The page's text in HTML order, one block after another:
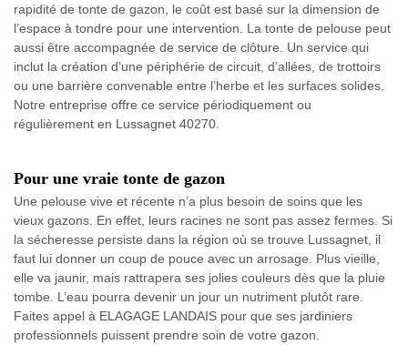
rapidité de tonte de gazon, le coût est basé sur la dimension de
l’espace à tondre pour une intervention. La tonte de pelouse peut
aussi être accompagnée de service de clôture. Un service qui
inclut la création d’une périphérie de circuit, d’allées, de trottoirs
ou une barrière convenable entre l’herbe et les surfaces solides.
Notre entreprise offre ce service périodiquement ou
régulièrement en Lussagnet 40270.
Pour une vraie tonte de gazon
Une pelouse vive et récente n’a plus besoin de soins que les
vieux gazons. En effet, leurs racines ne sont pas assez fermes. Si
la sécheresse persiste dans la région où se trouve Lussagnet, il
faut lui donner un coup de pouce avec un arrosage. Plus vieille,
elle va jaunir, mais rattrapera ses jolies couleurs dès que la pluie
tombe. L’eau pourra devenir un jour un nutriment plutôt rare.
Faites appel à ELAGAGE LANDAIS pour que ses jardiniers
professionnels puissent prendre soin de votre gazon.